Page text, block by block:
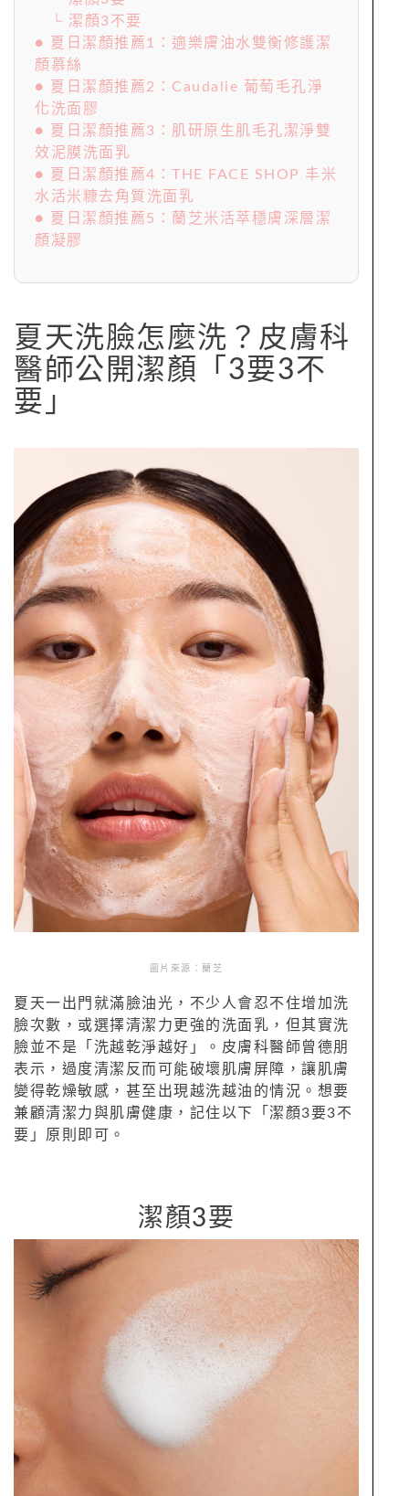
└ 潔顏3不要
● 夏日潔顏推薦1：適樂膚油水雙衡修護潔
顏慕絲
● 夏日潔顏推薦2：Caudalie 葡萄毛孔淨
化洗面膠
● 夏日潔顏推薦3：肌研原生肌毛孔潔淨雙
效泥膜洗面乳
● 夏日潔顏推薦4：THE FACE SHOP 丰米
水活米糠去角質洗面乳
● 夏日潔顏推薦5：蘭芝米活萃穩膚深層潔
顏凝膠
夏天洗臉怎麼洗？皮膚科
醫師公開潔顏「3要3不
要」
圖片來源：蘭芝
夏天一出門就滿臉油光，不少人會忍不住增加洗
臉次數，或選擇清潔力更強的洗面乳，但其實洗
臉並不是「洗越乾淨越好」。皮膚科醫師曾德朋
表示，過度清潔反而可能破壞肌膚屏障，讓肌膚
變得乾燥敏感，甚至出現越洗越油的情況。想要
兼顧清潔力與肌膚健康，記住以下「潔顏3要3不
要」原則即可。
潔顏3要